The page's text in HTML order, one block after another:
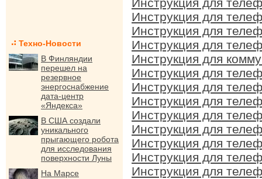
Техно-Новости
В Финляндии
перешел на
резервное
энергоснабжение
дата-центр
«Яндекса»
В США создали
уникального
прыгающего робота
для исследования
поверхности Луны
На Марсе
Инструкция для
Инструкция для
Инструкция для
Инструкция для
Инструкция для
Инструкция для
Инструкция для
Инструкция для
Инструкция для
Инструкция для
Инструкция для
Инструкция для
Инструкция для